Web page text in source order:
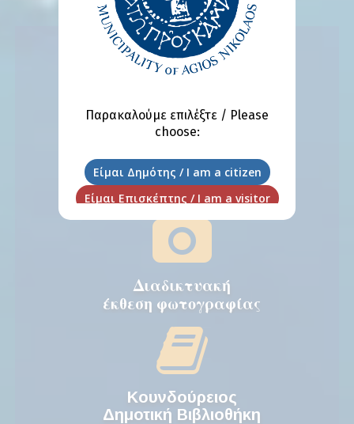
Δημοτικό
Συμβούλιο Νέων
Διαδικτυακή
έκθεση φωτογραφίας
Κουνδούρειος
Δημοτική Βιβλιοθήκη
Παρακαλούμε επιλέξτε / Please
choose: